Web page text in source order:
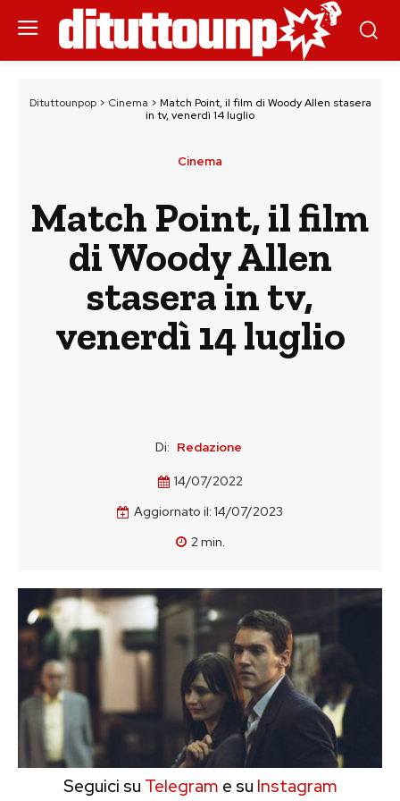
Dituttounpop> Cinema > Match Point, il film di Woody Allen stasera
in tv, venerdì 14 luglio
Cinema
Match Point, il film
di Woody Allen
stasera in tv,
venerdì 14 luglio
Di: Redazione
14/07/2022
Aggiornato il: 14/07/2023
2min.
Seguici su Telegram e su Instagram